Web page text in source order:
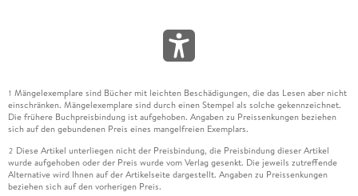
1 Mängelexemplare sind Bücher mit leichten Beschädigungen, die das Lesen aber nicht
einschränken. Mängelexemplare sind durch einen Stempel als solche gekennzeichnet.
Die frühere Buchpreisbindung ist aufgehoben. Angaben zu Preissenkungen beziehen
sich auf den gebundenen Preis eines mangelfreien Exemplars.
2 Diese Artikel unterliegen nicht der Preisbindung, die Preisbindung dieser Artikel
wurde aufgehoben oder der Preis wurde vom Verlag gesenkt. Die jeweils zutreffende
Alternative wird Ihnen auf der Artikelseite dargestellt. Angaben zu Preissenkungen
beziehen sich auf den vorherigen Preis.